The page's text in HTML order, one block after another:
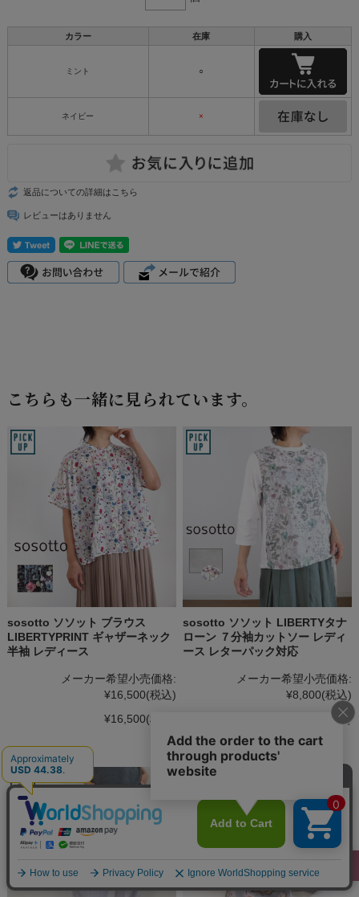
カラー 在庫 購入
ミント ○
ネイビー ×
返品についての詳細はこちら
レビューはありません
こちらも一緒に見られています。
sosotto ソソット ブラウス
LIBERTYPRINT ギャザーネック
半袖 レディース
メーカー希望小売価格:
¥16,500(税込)
¥16,500(税込)
sosotto ソソット LIBERTYタナ
ローン ７分袖カットソー レディ
ース レターパック対応
メーカー希望小売価格:
¥8,800(税込)
(税込)